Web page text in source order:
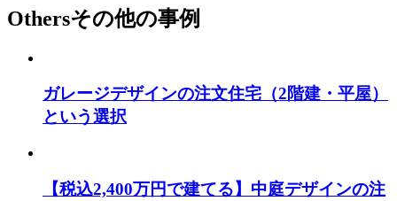
Othersその他の事例
ガレージデザインの注文住宅（2階建・平屋）
という選択
【税込2,400万円で建てる】中庭デザインの注